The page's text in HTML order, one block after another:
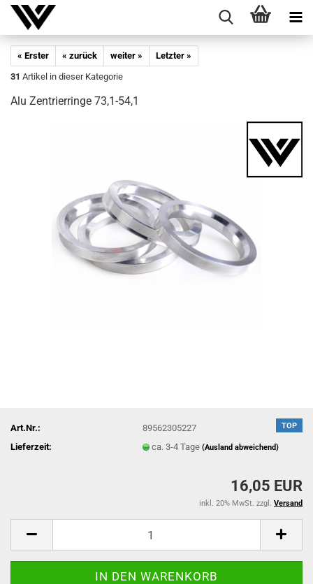
« Erster « zurück weiter »
Letzter »
31 Artikel in dieser Kategorie
Alu Zen­trier­rin­ge 73,1-54,1
TOP
Art.Nr.:
89562305227
Lieferzeit:
ca. 3-4 Tage(Ausland abweichend)
16,05 EUR
inkl. 20% MwSt. zzgl. Versand